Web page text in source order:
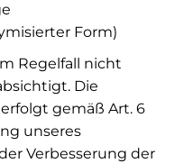
Form)
Regelfall nicht
Die
gemäß Art. 6
unseres
Verbesserung der